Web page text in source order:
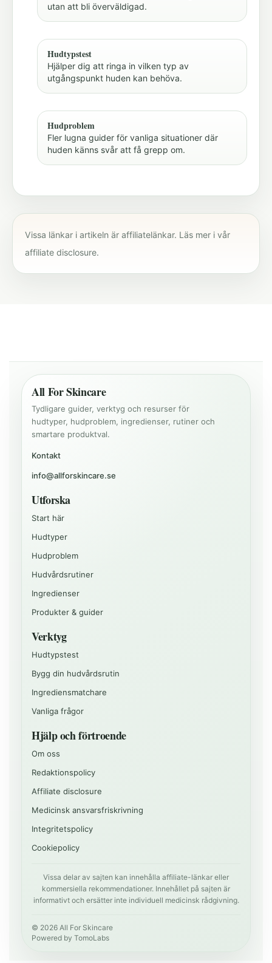
utan att bli överväldigad.
Hudtypstest
Hjälper dig att ringa in vilken typ av
utgångspunkt huden kan behöva.
Hudproblem
Fler lugna guider för vanliga situationer där
huden känns svår att få grepp om.
Vissa länkar i artikeln är affiliatelänkar. Läs mer i vår
affiliate disclosure.
All For Skincare
Tydligare guider, verktyg och resurser för
hudtyper, hudproblem, ingredienser, rutiner och
smartare produktval.
Kontakt
info@allforskincare.se
Utforska
Start här
Hudtyper
Hudproblem
Hudvårdsrutiner
Ingredienser
Produkter & guider
Verktyg
Hudtypstest
Bygg din hudvårdsrutin
Ingrediensmatchare
Vanliga frågor
Hjälp och förtroende
Om oss
Redaktionspolicy
Affiliate disclosure
Medicinsk ansvarsfriskrivning
Integritetspolicy
Cookiepolicy
Vissa delar av sajten kan innehålla affiliate-länkar eller
kommersiella rekommendationer. Innehållet på sajten är
informativt och ersätter inte individuell medicinsk rådgivning.
© 2026 All For Skincare
Powered by TomoLabs